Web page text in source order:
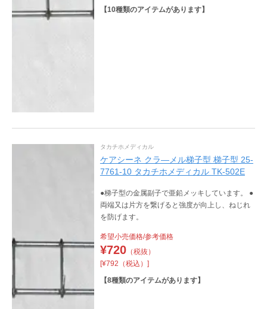
【10種類のアイテムがあります】
タカチホメディカル
ケアシーネ クラ―メル梯子型 梯子型 25-
7761-10 タカチホメディカル TK-502E
●梯子型の金属副子で亜鉛メッキしています。 ●
両端又は片方を繋げると強度が向上し、ねじれ
を防げます。
希望小売価格/参考価格
¥720（税抜）
[¥792（税込）]
【8種類のアイテムがあります】